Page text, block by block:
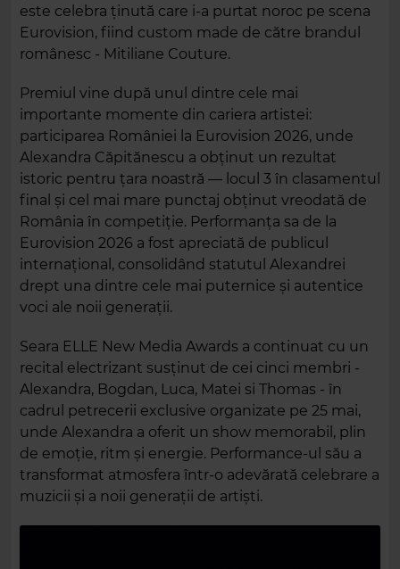
este celebra ținută care i-a purtat noroc pe scena
Eurovision, fiind custom made de către brandul
românesc - Mitiliane Couture.
Premiul vine după unul dintre cele mai
importante momente din cariera artistei:
participarea României la Eurovision 2026, unde
Alexandra Căpitănescu a obținut un rezultat
istoric pentru țara noastră — locul 3 în clasamentul
final și cel mai mare punctaj obținut vreodată de
România în competiție. Performanța sa de la
Eurovision 2026 a fost apreciată de publicul
internațional, consolidând statutul Alexandrei
drept una dintre cele mai puternice și autentice
voci ale noii generații.
Seara ELLE New Media Awards a continuat cu un
recital electrizant susținut de cei cinci membri -
Alexandra, Bogdan, Luca, Matei si Thomas - în
cadrul petrecerii exclusive organizate pe 25 mai,
unde Alexandra a oferit un show memorabil, plin
de emoție, ritm și energie. Performance-ul său a
transformat atmosfera într-o adevărată celebrare a
muzicii și a noii generații de artiști.